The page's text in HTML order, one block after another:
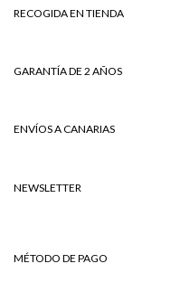
RECOGIDA EN TIENDA
GARANTÍA DE 2 AÑOS
ENVÍOS A CANARIAS
NEWSLETTER
MÉTODO DE PAGO